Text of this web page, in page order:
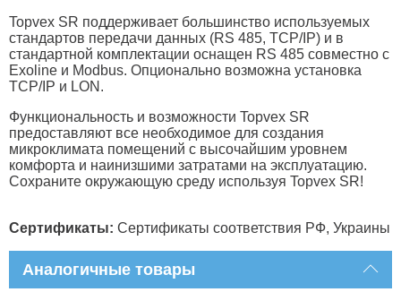
Topvex SR поддерживает большинство используемых
стандартов передачи данных (RS 485, TCP/IP) и в
стандартной комплектации оснащен RS 485 совместно с
Exoline и Modbus. Опционально возможна установка
TCP/IP и LON.
Функциональность и возможности Topvex SR
предоставляют все необходимое для создания
микроклимата помещений с высочайшим уровнем
комфорта и наинизшими затратами на эксплуатацию.
Сохраните окружающую среду используя Topvex SR!
Сертификаты: Сертификаты соответствия РФ, Украины
Аналогичные товары